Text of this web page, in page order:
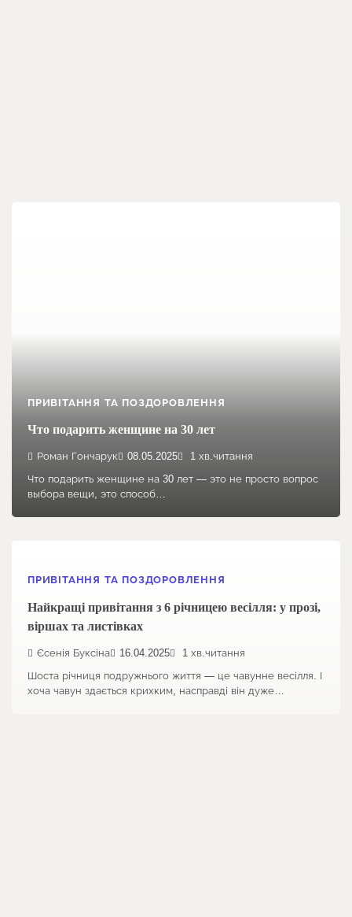
ПРИВІТАННЯ ТА ПОЗДОРОВЛЕННЯ
Что подарить женщине на 30 лет
Роман Гончарук 08.05.2025 1 хв.читання
Что подарить женщине на 30 лет — это не просто вопрос
выбора вещи, это способ…
ПРИВІТАННЯ ТА ПОЗДОРОВЛЕННЯ
Найкращі привітання з 6 річницею весілля: у прозі,
віршах та листівках
Єсенія Буксіна 16.04.2025 1 хв.читання
Шоста річниця подружнього життя — це чавунне весілля. І
хоча чавун здається крихким, насправді він дуже…